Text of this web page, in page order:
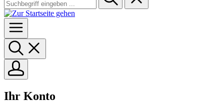
Ihr Konto